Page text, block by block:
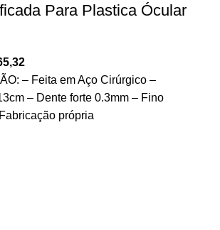
Para Plastica Ócular
– Feita em Aço Cirúrgico –
– Dente forte 0.3mm – Fino
própria